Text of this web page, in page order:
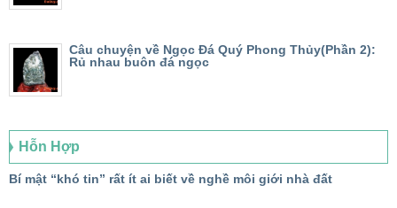
Câu chuyện về Ngọc Đá Quý Phong Thủy(Phần 2):
Rủ nhau buôn đá ngọc
Hỗn Hợp
Bí mật “khó tin” rất ít ai biết về nghề môi giới nhà đất